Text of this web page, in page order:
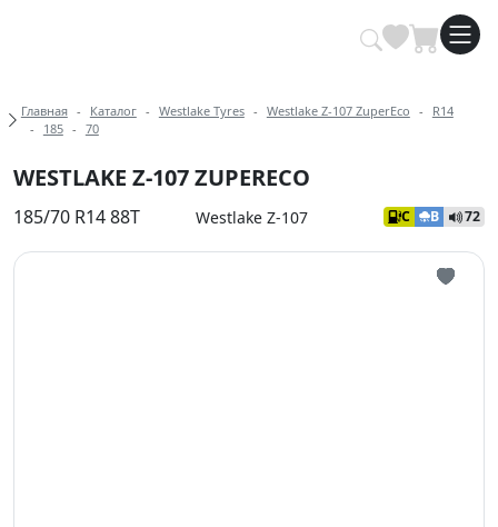
Купить автомобильные шины
Хлебные крошки
Главная Каталог Westlake Tyres Westlake Z-107 ZuperEco
R14
185
70
WESTLAKE Z-107 ZUPERECO
185/70 R14 88T Westlake Z-107 C B 72